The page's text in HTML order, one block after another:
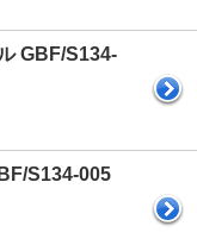
GBF/S134-
S134-005